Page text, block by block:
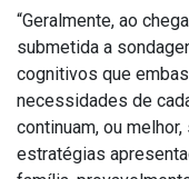
“Geralmente, ao
submetida a
cognitivos que
necessidades de
continuam, ou
estratégias